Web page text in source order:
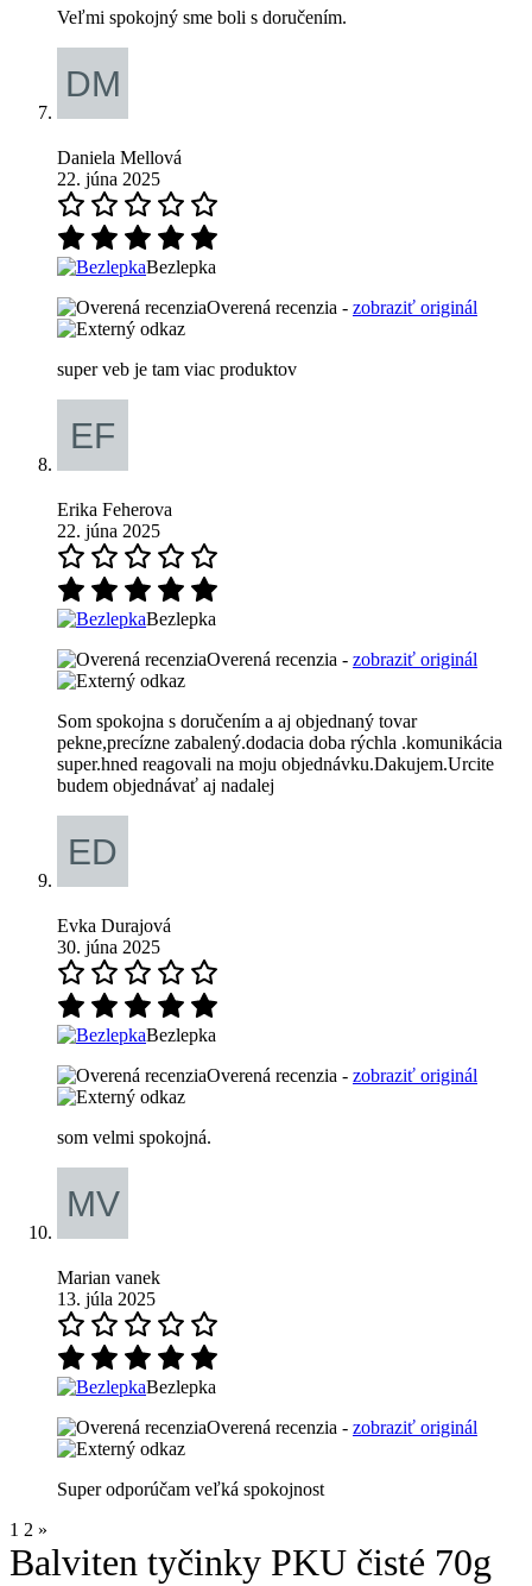
Veľmi spokojný sme boli s doručením.
Daniela Mellová
22. júna 2025
Bezlepka
Overená recenzia - zobraziť originál
super veb je tam viac produktov
Erika Feherova
22. júna 2025
Bezlepka
Overená recenzia - zobraziť originál
Som spokojna s doručením a aj objednaný tovar
pekne,precízne zabalený.dodacia doba rýchla .komunikácia
super.hned reagovali na moju objednávku.Dakujem.Urcite
budem objednávať aj nadalej
Evka Durajová
30. júna 2025
Bezlepka
Overená recenzia - zobraziť originál
som velmi spokojná.
Marian vanek
13. júla 2025
Bezlepka
Overená recenzia - zobraziť originál
Super odporúčam veľká spokojnost
1 2 »
Balviten tyčinky PKU čisté 70g